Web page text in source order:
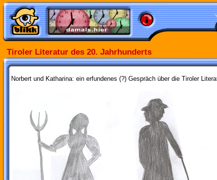
Tiroler Literatur des 20. Jahrhunderts
Norbert und Katharina: ein erfundenes (?) Gespräch über die Tiroler